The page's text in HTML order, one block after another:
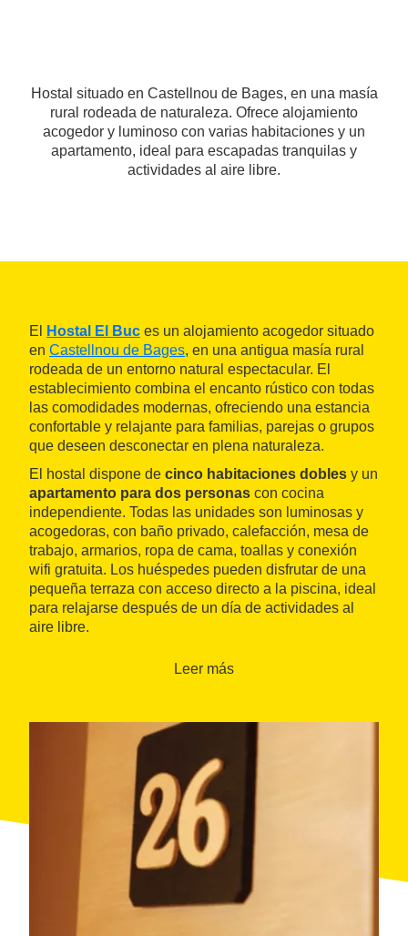
Hostal situado en Castellnou de Bages, en una masía
rural rodeada de naturaleza. Ofrece alojamiento
acogedor y luminoso con varias habitaciones y un
apartamento, ideal para escapadas tranquilas y
actividades al aire libre.
El Hostal El Buc es un alojamiento acogedor situado
en Castellnou de Bages, en una antigua masía rural
rodeada de un entorno natural espectacular. El
establecimiento combina el encanto rústico con todas
las comodidades modernas, ofreciendo una estancia
confortable y relajante para familias, parejas o grupos
que deseen desconectar en plena naturaleza.
El hostal dispone de cinco habitaciones dobles y un
apartamento para dos personas con cocina
independiente. Todas las unidades son luminosas y
acogedoras, con baño privado, calefacción, mesa de
trabajo, armarios, ropa de cama, toallas y conexión
wifi gratuita. Los huéspedes pueden disfrutar de una
pequeña terraza con acceso directo a la piscina, ideal
para relajarse después de un día de actividades al
aire libre.
actividades al aire libre, así como descubrir la historia
El hostal ofrece una combinación perfecta de
tranquilidad, confort y proximidad a
naturales y culturales, garantizando una experiencia
completa en un marco rural privilegiado.
Leer más